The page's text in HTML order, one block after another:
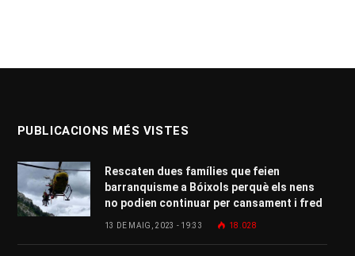
PUBLICACIONS MÉS VISTES
Rescaten dues famílies que feien
barranquisme a Bóixols perquè els nens
no podien continuar per cansament i fred
13 DE MAIG, 2023 - 19:33 18.028